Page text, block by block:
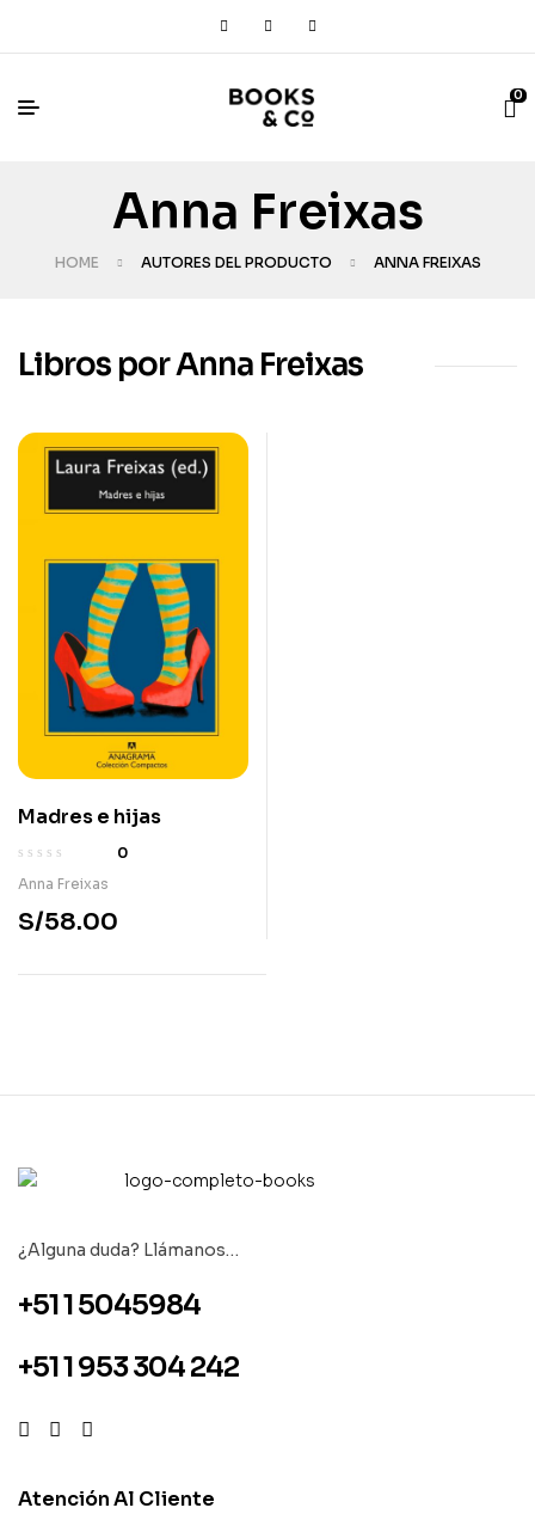
0
Anna Freixas
HOME AUTORES DEL PRODUCTO ANNA FREIXAS
Libros por Anna Freixas
Madres e hijas
0
Anna Freixas
S/58.00
¿Alguna duda? Llámanos…
+51 1 5045984
+51 1 953 304 242
Atención Al Cliente